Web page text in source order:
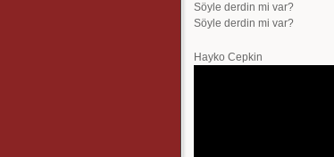
Söyle derdin mi var?
Söyle derdin mi var?
Hayko Cepkin